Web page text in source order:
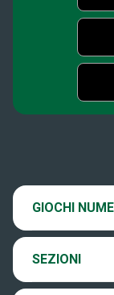
GIOCHI
Eurojackpot
VinciCasa
SEZIONI
Ultima
Archivio
Contatti